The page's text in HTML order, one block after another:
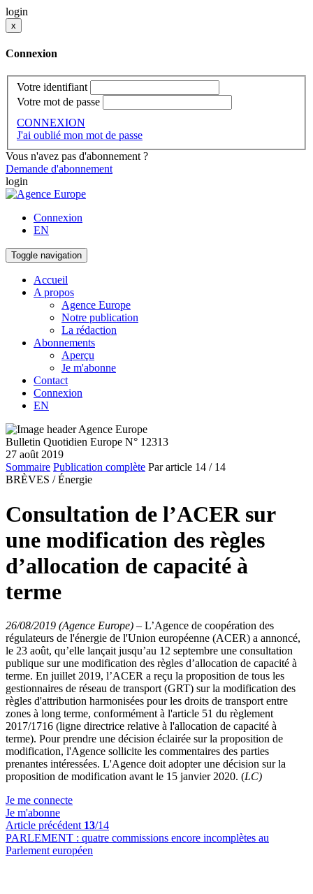
login
x
Connexion
Votre identifiant
Votre mot de passe
CONNEXION
J'ai oublié mon mot de passe
Vous n'avez pas d'abonnement ?
Demande d'abonnement
login
Connexion
EN
Toggle navigation
Accueil
A propos
Agence Europe
Notre publication
La rédaction
Abonnements
Aperçu
Je m'abonne
Contact
Connexion
EN
Bulletin Quotidien Europe N° 12313
27 août 2019
Sommaire Publication complète Par article 14 / 14
BRÈVES / Énergie
Consultation de l’ACER sur
une modification des règles
d’allocation de capacité à
terme
26/08/2019 (Agence Europe) – L’Agence de coopération des
régulateurs de l'énergie de l'Union européenne (ACER) a annoncé,
le 23 août, qu’elle lançait jusqu’au 12 septembre une consultation
publique sur une modification des règles d’allocation de capacité à
terme. En juillet 2019, l’ACER a reçu la proposition de tous les
gestionnaires de réseau de transport (GRT) sur la modification des
règles d'attribution harmonisées pour les droits de transport entre
zones à long terme, conformément à l'article 51 du règlement
2017/1716 (ligne directrice relative à l'allocation de capacité à
terme). Pour prendre une décision éclairée sur la proposition de
modification, l'Agence sollicite les commentaires des parties
prenantes intéressées. L'Agence doit adopter une décision sur la
proposition de modification avant le 15 janvier 2020. (LC)
Je me connecte
Je m'abonne
Article précédent 13/14
PARLEMENT : quatre commissions encore incomplètes au
Parlement européen